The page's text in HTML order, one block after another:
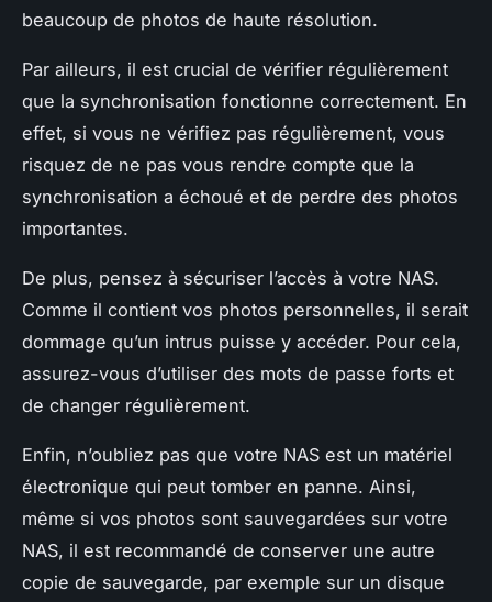
beaucoup de photos de haute résolution.
Par ailleurs, il est crucial de vérifier régulièrement
que la synchronisation fonctionne correctement. En
effet, si vous ne vérifiez pas régulièrement, vous
risquez de ne pas vous rendre compte que la
synchronisation a échoué et de perdre des photos
importantes.
De plus, pensez à sécuriser l’accès à votre NAS.
Comme il contient vos photos personnelles, il serait
dommage qu’un intrus puisse y accéder. Pour cela,
assurez-vous d’utiliser des mots de passe forts et
de changer régulièrement.
Enfin, n’oubliez pas que votre NAS est un matériel
électronique qui peut tomber en panne. Ainsi,
même si vos photos sont sauvegardées sur votre
NAS, il est recommandé de conserver une autre
copie de sauvegarde, par exemple sur un disque